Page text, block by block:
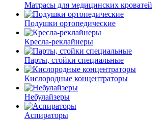
Матрасы для медицинских кроватей
Подушки ортопедические
Кресла-реклайнеры
Парты, стойки специальные
Кислородные концентраторы
Небулайзеры
Аспираторы